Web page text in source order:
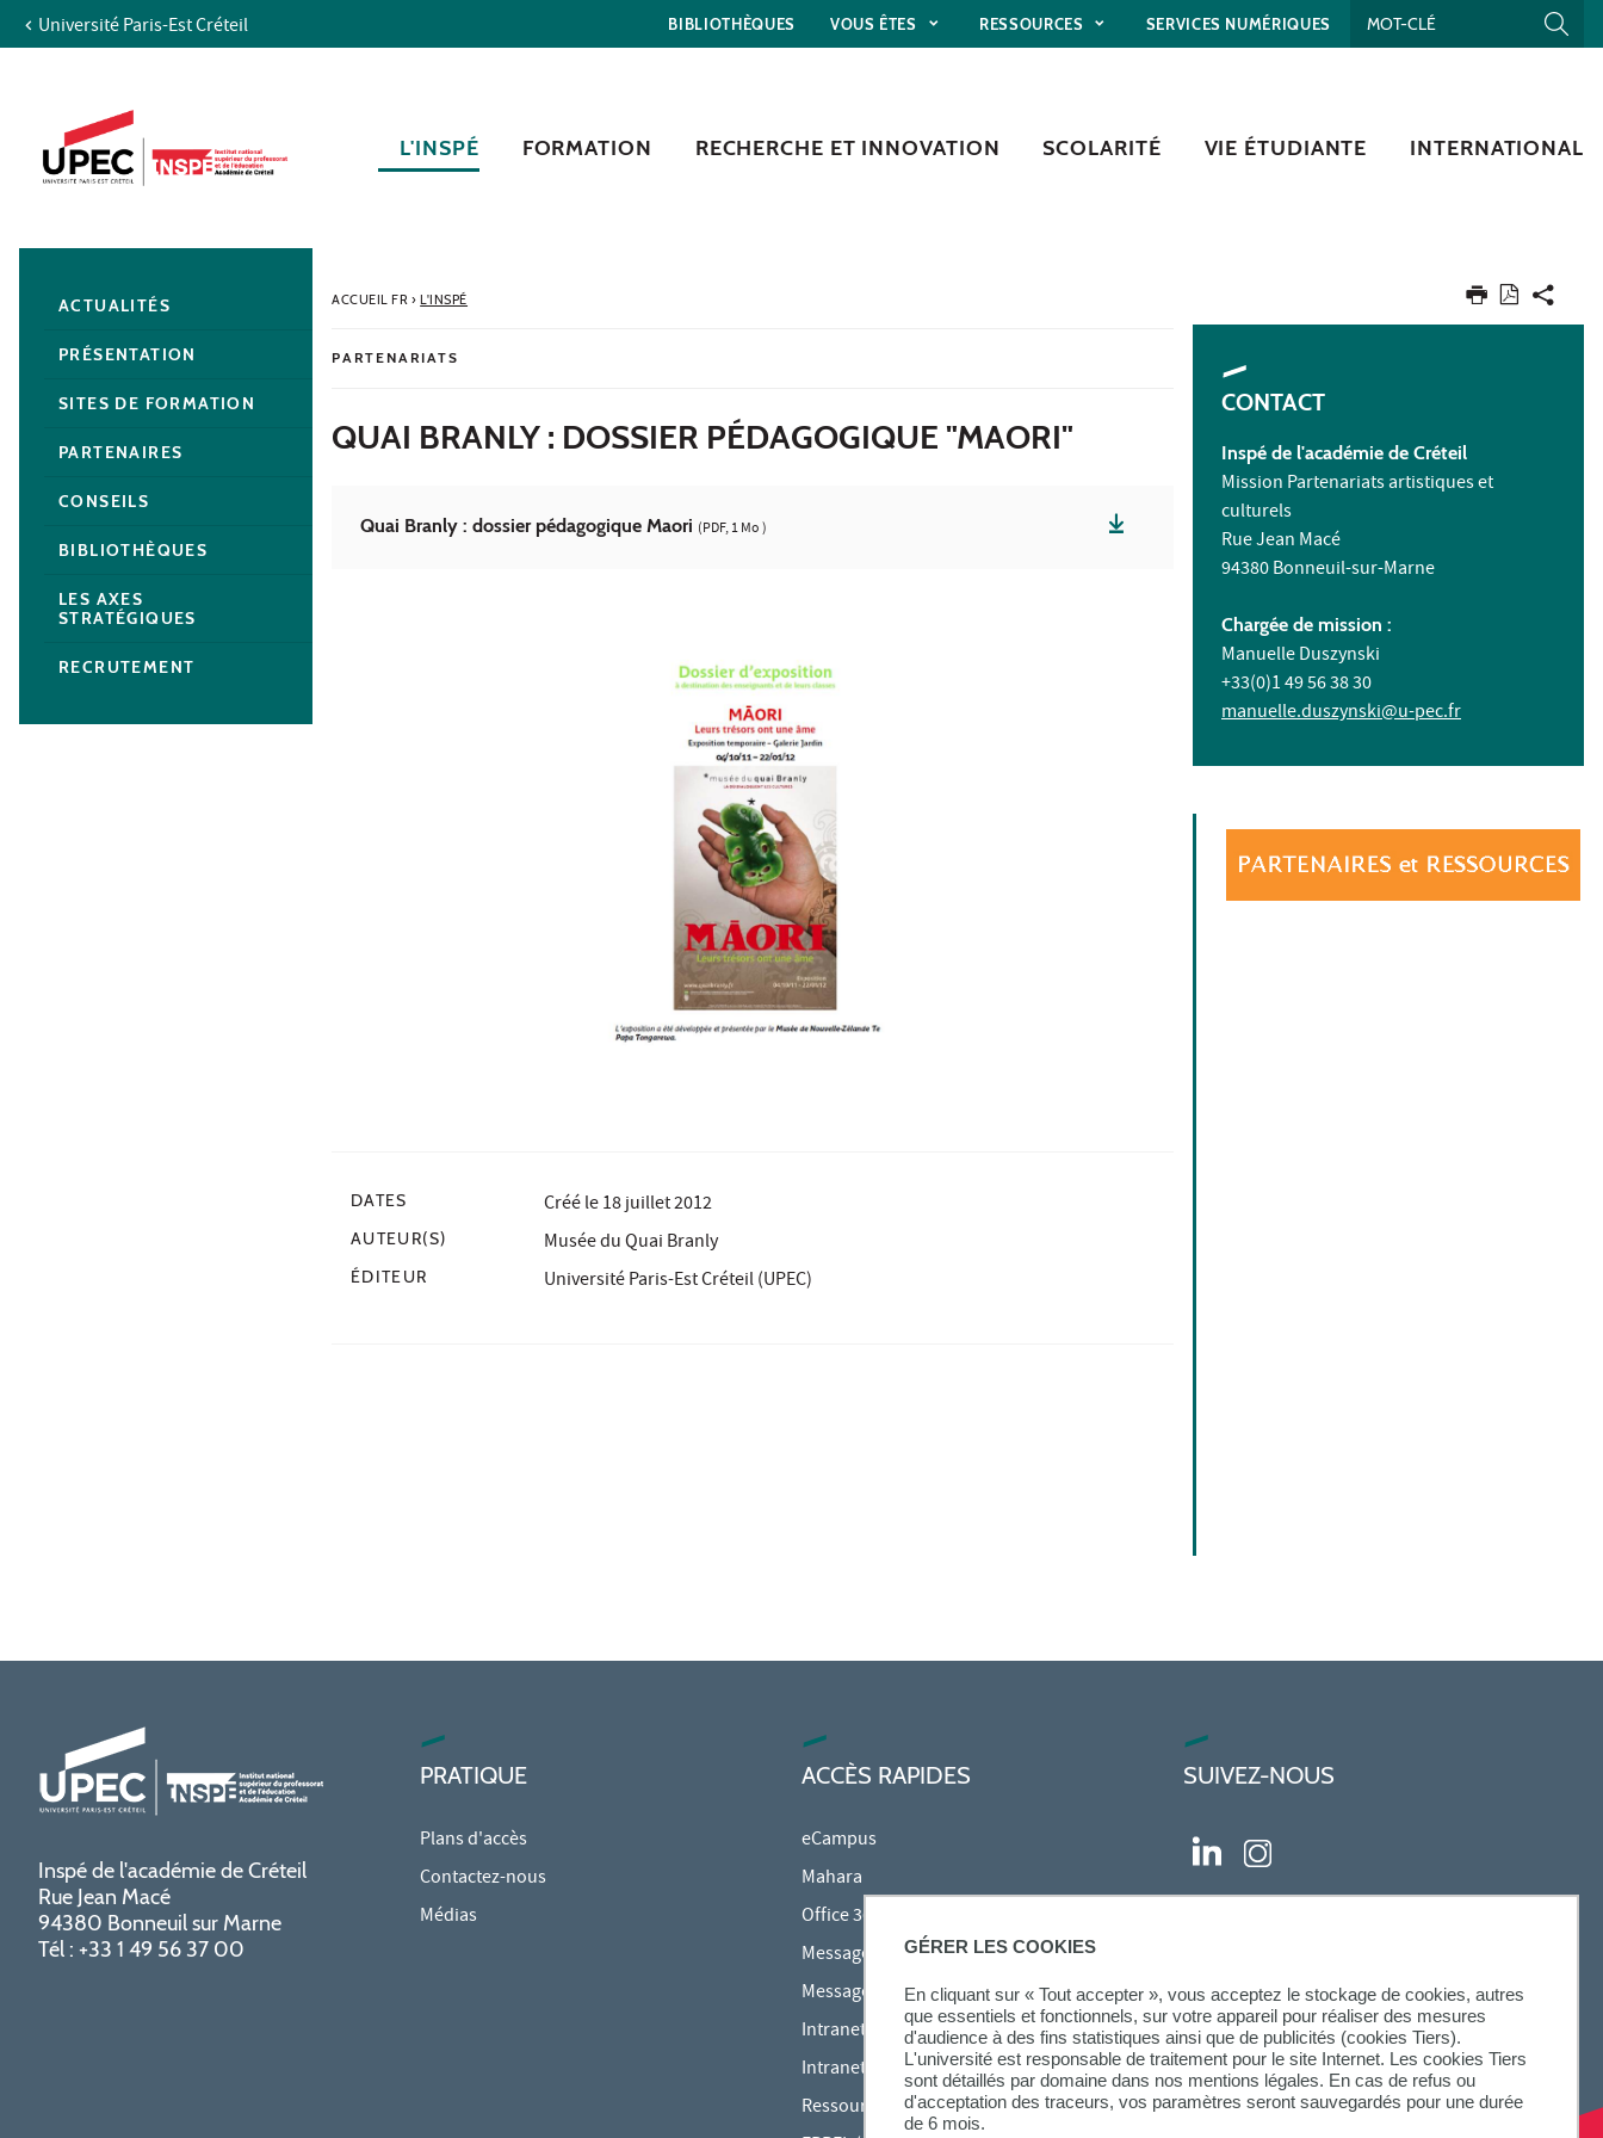
GÉRER LES COOKIES
En cliquant sur « Tout accepter », vous acceptez le stockage de cookies, autres
que essentiels et fonctionnels, sur votre appareil pour réaliser des mesures
d'audience à des fins statistiques ainsi que de publicités (cookies Tiers).
L'université est responsable de traitement pour le site Internet. Les cookies Tiers
sont détaillés par domaine dans nos mentions légales. En cas de refus ou
d'acceptation des traceurs, vos paramètres seront sauvegardés pour une durée
de 6 mois.
Aller au contenu
Recherche
Navigation secondaire
Université Paris-Est Créteil BIBLIOTHÈQUES VOUS ÊTES RESSOURCES SERVICES NUMÉRIQUES
L'INSPÉ FORMATION RECHERCHE ET INNOVATION SCOLARITÉ VIE ÉTUDIANTE INTERNATIONAL
ACCUEIL FR› L'INSPÉ
PARTENARIATS
QUAI BRANLY : DOSSIER PÉDAGOGIQUE "MAORI"
Quai Branly : dossier pédagogique Maori (PDF, 1 Mo )
DATES Créé le18 juillet 2012
AUTEUR(S) Musée du Quai Branly
ÉDITEUR Université Paris-Est Créteil (UPEC)
CONTACT
Inspé de l'académie de Créteil
Mission Partenariats artistiques et
culturels
Rue Jean Macé
94380 Bonneuil-sur-Marne
Chargée de mission :
Manuelle Duszynski
+33(0)1 49 56 38 30
manuelle.duszynski@u-pec.fr
ACTUALITÉS
PRÉSENTATION
SITES DE FORMATION
PARTENAIRES
CONSEILS
BIBLIOTHÈQUES
LES AXES
STRATÉGIQUES
RECRUTEMENT
Inspé de l'académie de Créteil
Rue Jean Macé
94380 Bonneuil sur Marne
Tél : +33 1 49 56 37 00
PRATIQUE
Plans d'accès
Contactez-nous
Médias
ACCÈS RAPIDES
eCampus
Mahara
Office 365
Messagerie des étudiants
Messagerie des personnels
Intranet Inspé
Intranet UPEC
Ressources audiovisuelles Inspé
SUIVEZ-NOUS